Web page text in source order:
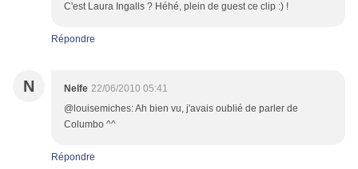
C'est Laura Ingalls ? Héhé, plein de guest ce clip :) !
Répondre
N Nelfe 22/06/2010 05:41
@louisemiches: Ah bien vu, j'avais oublié de parler de
Columbo ^^
Répondre